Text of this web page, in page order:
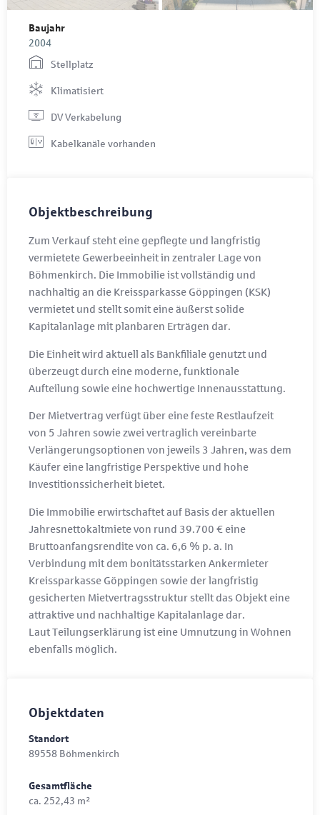
Baujahr
2004
Stellplatz
Klimatisiert
DV Verkabelung
Kabelkanäle vorhanden
Objektbeschreibung
Zum Verkauf steht eine gepflegte und langfristig
vermietete Gewerbeeinheit in zentraler Lage von
Böhmenkirch. Die Immobilie ist vollständig und
nachhaltig an die Kreissparkasse Göppingen (KSK)
vermietet und stellt somit eine äußerst solide
Kapitalanlage mit planbaren Erträgen dar.
Die Einheit wird aktuell als Bankfiliale genutzt und
überzeugt durch eine moderne, funktionale
Aufteilung sowie eine hochwertige Innenausstattung.
Der Mietvertrag verfügt über eine feste Restlaufzeit
von 5 Jahren sowie zwei vertraglich vereinbarte
Verlängerungsoptionen von jeweils 3 Jahren, was dem
Käufer eine langfristige Perspektive und hohe
Investitionssicherheit bietet.
Die Immobilie erwirtschaftet auf Basis der aktuellen
Jahresnettokaltmiete von rund 39.700 € eine
Bruttoanfangsrendite von ca. 6,6 % p. a. In
Verbindung mit dem bonitätsstarken Ankermieter
Kreissparkasse Göppingen sowie der langfristig
gesicherten Mietvertragsstruktur stellt das Objekt eine
attraktive und nachhaltige Kapitalanlage dar.
Laut Teilungserklärung ist eine Umnutzung in Wohnen
ebenfalls möglich.
Objektdaten
Standort
89558 Böhmenkirch
Gesamtfläche
ca. 252,43 m²